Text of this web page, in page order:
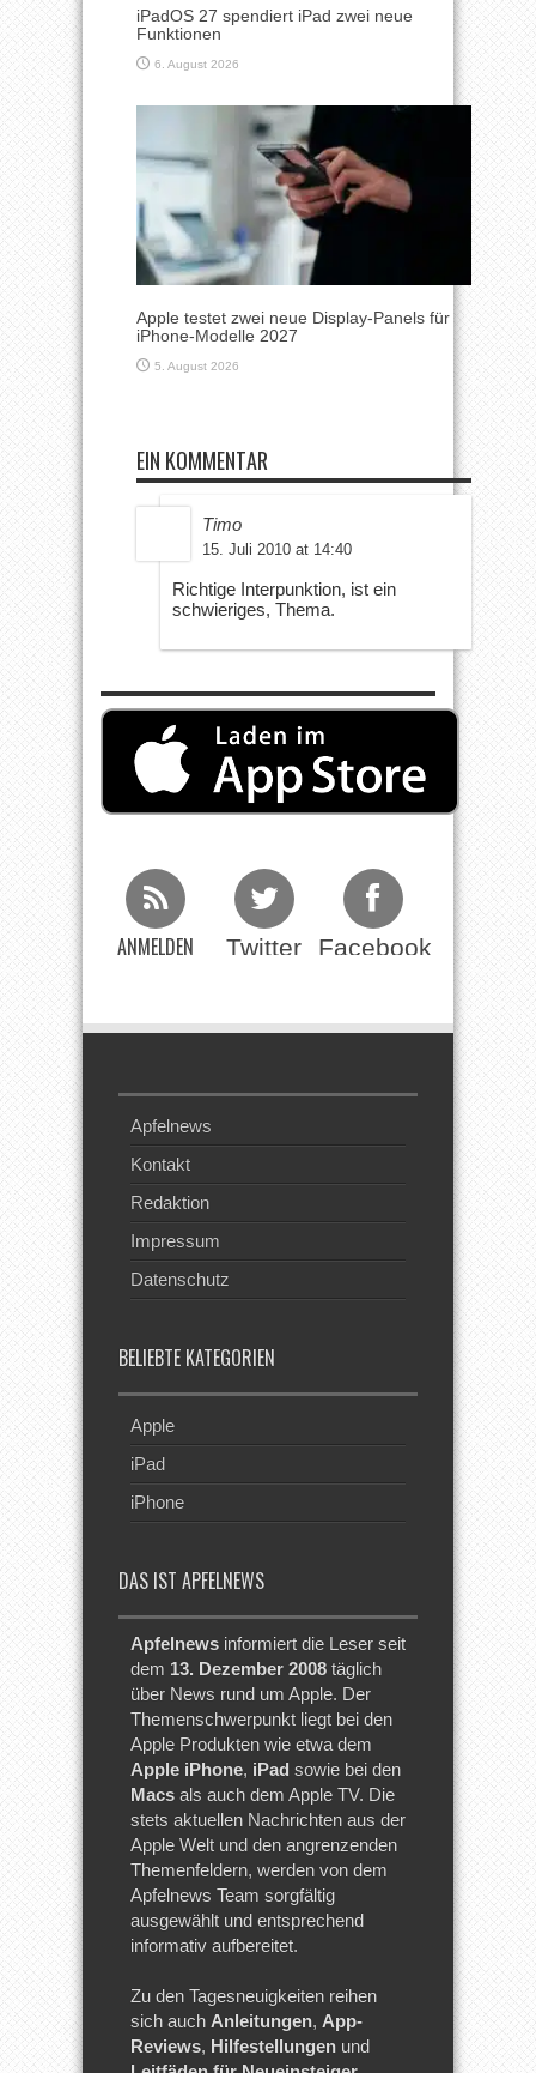
iPadOS 27 spendiert iPad zwei neue
Funktionen
6. August 2026
Apple testet zwei neue Display-Panels für
iPhone-Modelle 2027
5. August 2026
EIN KOMMENTAR
Timo
15. Juli 2010 at 14:40
Richtige Interpunktion, ist ein
schwieriges, Thema.
ANMELDEN Twitter Facebook
Apfelnews
Kontakt
Redaktion
Impressum
Datenschutz
BELIEBTE KATEGORIEN
Apple
iPad
iPhone
DAS IST APFELNEWS
Apfelnews informiert die Leser seit
dem 13. Dezember 2008 täglich
über News rund um Apple. Der
Themenschwerpunkt liegt bei den
Apple Produkten wie etwa dem
Apple iPhone, iPad sowie bei den
Macs als auch dem Apple TV. Die
stets aktuellen Nachrichten aus der
Apple Welt und den angrenzenden
Themenfeldern, werden von dem
Apfelnews Team sorgfältig
ausgewählt und entsprechend
informativ aufbereitet.
Zu den Tagesneuigkeiten reihen
sich auch Anleitungen, App-
Reviews, Hilfestellungen und